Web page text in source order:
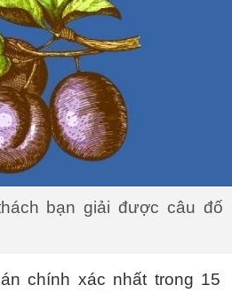
bạn giải được câu đố
chính xác nhất trong 15